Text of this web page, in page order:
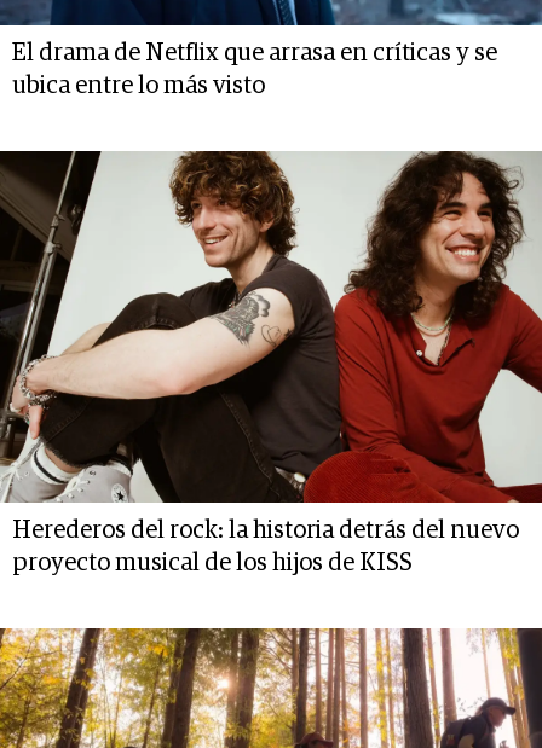
El drama de Netflix que arrasa en críticas y se
ubica entre lo más visto
Herederos del rock: la historia detrás del nuevo
proyecto musical de los hijos de KISS